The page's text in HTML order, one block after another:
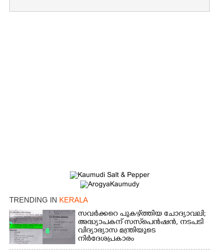
TRENDING IN KERALA
സവർക്കറെ പുകഴ്ത്തിയ ചോദ്യാവലി;
അദ്ധ്യാപകന് സസ്‌പെൻഷൻ, നടപടി
വിദ്യാഭ്യാസ മന്ത്രിയുടെ
നിർദേശപ്രകാരം